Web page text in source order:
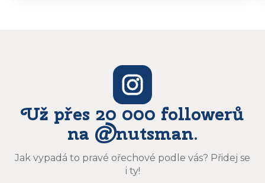
Už přes 20 000 followerů
na @nutsman.
Jak vypadá to pravé ořechové podle vás? Přidej se
i ty!